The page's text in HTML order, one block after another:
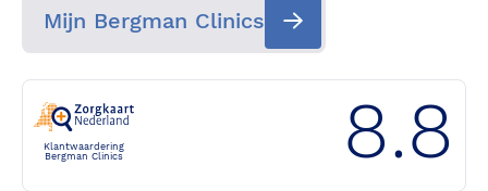
Mijn Bergman Clinics
Klantwaardering
Bergman Clinics
8.8